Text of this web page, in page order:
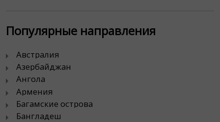
Популярные направления
Австралия
Азербайджан
Ангола
Армения
Багамские острова
Бангладеш